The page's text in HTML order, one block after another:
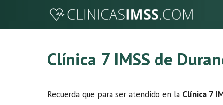
Clínica 7 IMSS de
Recuerda que para ser atendido en la Clínica 7